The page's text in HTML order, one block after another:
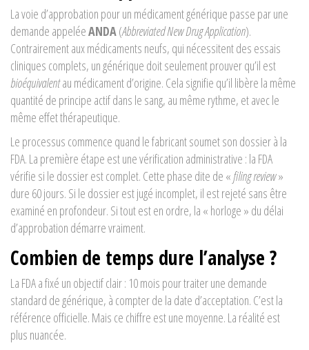
La voie d’approbation pour un médicament générique passe par une
demande appeléeANDA(Abbreviated New Drug Application).
Contrairement aux médicaments neufs, qui nécessitent des essais
cliniques complets, un générique doit seulement prouver qu’il est
bioéquivalentau médicament d’origine. Cela signifie qu’il libère la même
quantité de principe actif dans le sang, au même rythme, et avec le
même effet thérapeutique.
Le processus commence quand le fabricant soumet son dossier à la
FDA. La première étape est une vérification administrative : la FDA
vérifie si le dossier est complet. Cette phase dite de «filing review»
dure 60 jours. Si le dossier est jugé incomplet, il est rejeté sans être
examiné en profondeur. Si tout est en ordre, la « horloge » du délai
d’approbation démarre vraiment.
Combien de temps dure l’analyse ?
La FDA a fixé un objectif clair : 10 mois pour traiter une demande
standard de générique, à compter de la date d’acceptation. C’est la
référence officielle. Mais ce chiffre est une moyenne. La réalité est
plus nuancée.